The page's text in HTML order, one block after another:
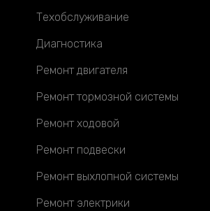
Техобслуживание
Диагностика
Ремонт двигателя
Ремонт тормозной системы
Ремонт ходовой
Ремонт подвески
Ремонт выхлопной системы
Ремонт электрики